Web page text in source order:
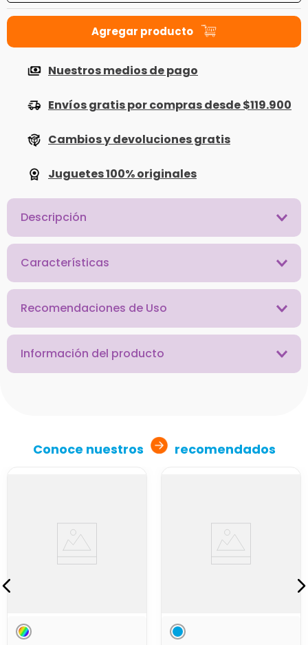
Nuestros medios de pago
Envíos gratis por compras desde $119.900
Cambios y devoluciones gratis
Juguetes 100% originales
Descripción
Características
Recomendaciones de Uso
Información del producto
Conoce nuestros recomendados